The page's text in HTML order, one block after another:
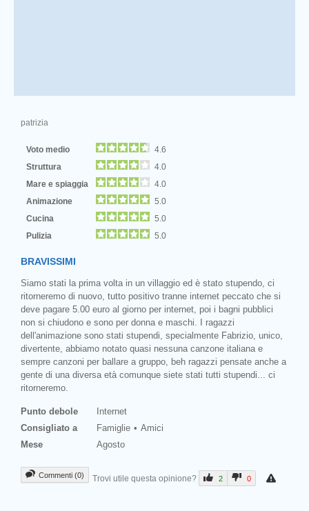
patrizia
Voto medio
4.6
Struttura
4.0
Mare e spiaggia
4.0
Animazione
5.0
Cucina
5.0
Pulizia
5.0
BRAVISSIMI
Siamo stati la prima volta in un villaggio ed è stato stupendo, ci
ritorneremo di nuovo, tutto positivo tranne internet peccato che si
deve pagare 5.00 euro al giorno per internet, poi i bagni pubblici
non si chiudono e sono per donna e maschi. I ragazzi
dell'animazione sono stati stupendi, specialmente Fabrizio, unico,
divertente, abbiamo notato quasi nessuna canzone italiana e
sempre canzoni per ballare a gruppo, beh ragazzi pensate anche a
gente di una diversa età comunque siete stati tutti stupendi... ci
ritorneremo.
Punto debole
Internet
Consigliato a
Famiglie
Amici
Mese
Agosto
Commenti (0) Trovi utile questa opinione? 2 0